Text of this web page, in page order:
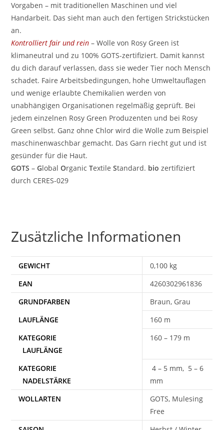
Vorgaben – mit traditionellen Maschinen und viel
Handarbeit. Das sieht man auch den fertigen Strickstücken
an.
Kontrolliert fair und rein – Wolle von Rosy Green ist
klimaneutral und zu 100% GOTS-zertifiziert. Damit kannst
du dich darauf verlassen, dass sie weder Tier noch Mensch
schadet. Faire Arbeitsbedingungen, hohe Umweltauflagen
und wenige erlaubte Chemikalien werden von
unabhängigen Organisationen regelmäßig geprüft. Bei
jedem einzelnen Rosy Green Produzenten und bei Rosy
Green selbst. Ganz ohne Chlor wird die Wolle zum Beispiel
maschinenwaschbar gemacht. Das Garn riecht gut und ist
gesünder für die Haut.
GOTS –GlobalOrganicTextileStandard. bio zertifiziert
durch CERES-029
Zusätzliche Informationen
GEWICHT
0,100 kg
EAN
4260302961836
Braun, Grau
160 m
160 – 179 m
4 – 5 mm, 5 – 6
mm
WOLLARTEN
GOTS, Mulesing
Free